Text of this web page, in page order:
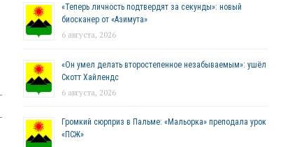
«Теперь личность подтвердят за секунды»: новый
биосканер от «Азимута»
6 августа, 2026
«Он умел делать второстепенное незабываемым»: ушёл
Скотт Хайлендс
6 августа, 2026
Громкий сюрприз в Пальме: «Мальорка» преподала урок
«ПСЖ»